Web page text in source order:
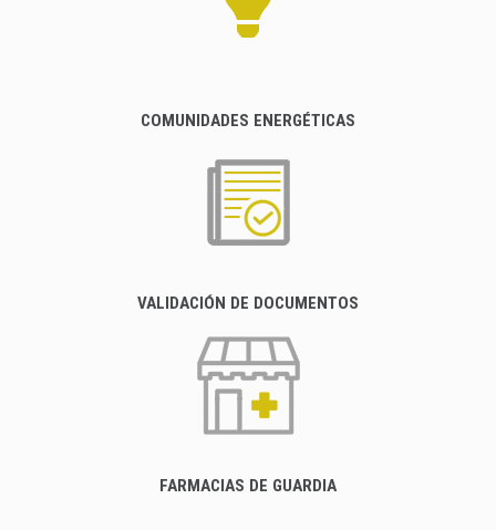
COMUNIDADES ENERGÉTICAS
VALIDACIÓN DE DOCUMENTOS
FARMACIAS DE GUARDIA